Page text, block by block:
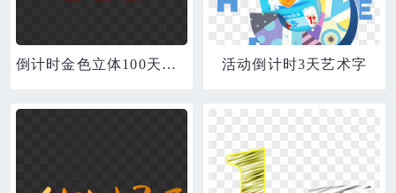
倒计时金色立体100天艺术字 活动倒计时3天艺术字